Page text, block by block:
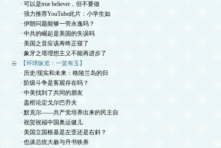
· 可以是true believer，但不要做
· 强力推荐YouTube此片：小学生如
· 伊朗问题能够一劳永逸吗？
· 中共的崛起是美国的失误吗
· 美国之音应该寿终正寝了
· 象牙之塔理想主义不能再进步了
【环球纵览：一篮有玉】
· 历史/现实和未来：格陵兰岛的归
· 阶级斗争是客观存在吗？
· 中美找到了共同的朋友
· 盖棺论定戈尔巴乔夫
· 默克尔——共产党培养出来的民主自
· 祝贺祝福中国奥运健儿
· 美国立国根基是左歪还是右斜？
· 也谈总统大赦与丹书铁券